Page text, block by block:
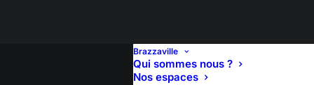
Brazzaville
Qui sommes nous ?
Nos espaces